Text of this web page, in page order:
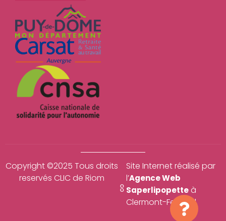
Copyright ©2025 Tous droits
reservés CLIC de Riom
Site Internet réalisé par
l’Agence Web
Saperlipopetteà
Clermont-Ferrand